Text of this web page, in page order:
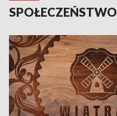
SPOŁECZEŃSTWO